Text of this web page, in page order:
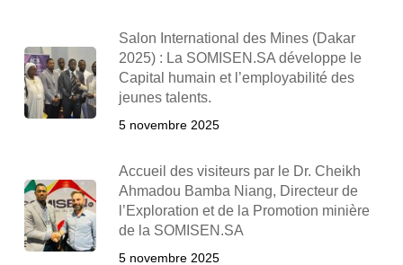
Salon International des Mines (Dakar
2025) : La SOMISEN.SA développe le
Capital humain et l’employabilité des
jeunes talents.
5 novembre 2025
Accueil des visiteurs par le Dr. Cheikh
Ahmadou Bamba Niang, Directeur de
l’Exploration et de la Promotion minière
de la SOMISEN.SA
5 novembre 2025